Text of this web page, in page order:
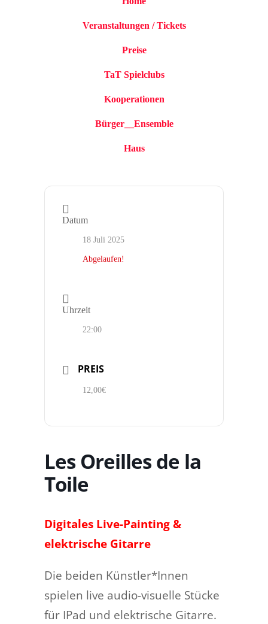
Veranstaltungen / Tickets
Preise
TaT Spielclubs
Kooperationen
Bürger__Ensemble
Haus
Datum
18 Juli 2025
Abgelaufen!
Uhrzeit
22:00
PREIS
12,00€
Les Oreilles de la
Toile
Digitales Live-Painting &
elektrische Gitarre
Die beiden Künstler*Innen
spielen live audio-visuelle Stücke
für IPad und elektrische Gitarre.